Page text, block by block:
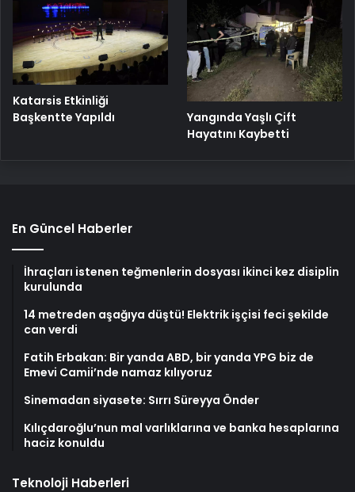
Katarsis Etkinliği
Başkentte Yapıldı
Yangında Yaşlı Çift
Hayatını Kaybetti
En Güncel Haberler
İhraçları istenen teğmenlerin dosyası ikinci kez disiplin
kurulunda
14 metreden aşağıya düştü! Elektrik işçisi feci şekilde
can verdi
Fatih Erbakan: Bir yanda ABD, bir yanda YPG biz de
Emevi Camii’nde namaz kılıyoruz
Sinemadan siyasete: Sırrı Süreyya Önder
Kılıçdaroğlu’nun mal varlıklarına ve banka hesaplarına
haciz konuldu
Teknoloji Haberleri